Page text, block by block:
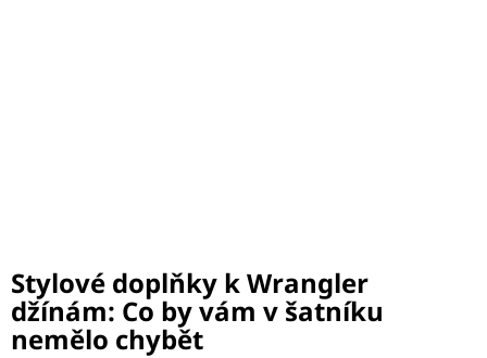
Stylové doplňky k Wrangler
džínám: Co by vám v šatníku
nemělo chybět